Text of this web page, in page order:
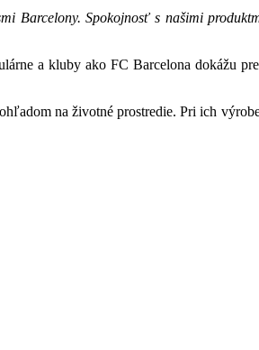
Barcelony. Spokojnosť s našimi
a kluby ako FC Barcelona dokážu
na životné prostredie. Pri ich